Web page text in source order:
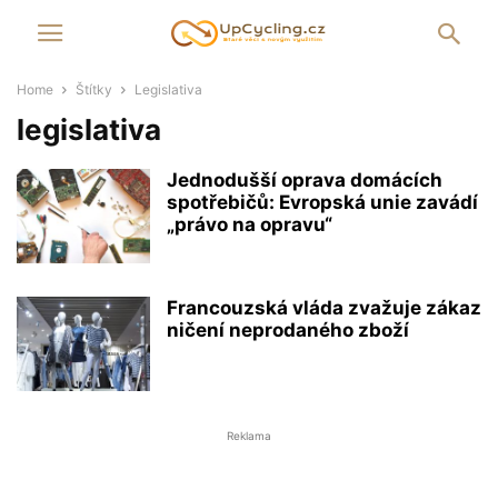
Home Štítky Legislativa
legislativa
Jednodušší oprava domácích
spotřebičů: Evropská unie zavádí
„právo na opravu“
Francouzská vláda zvažuje zákaz
ničení neprodaného zboží
Reklama